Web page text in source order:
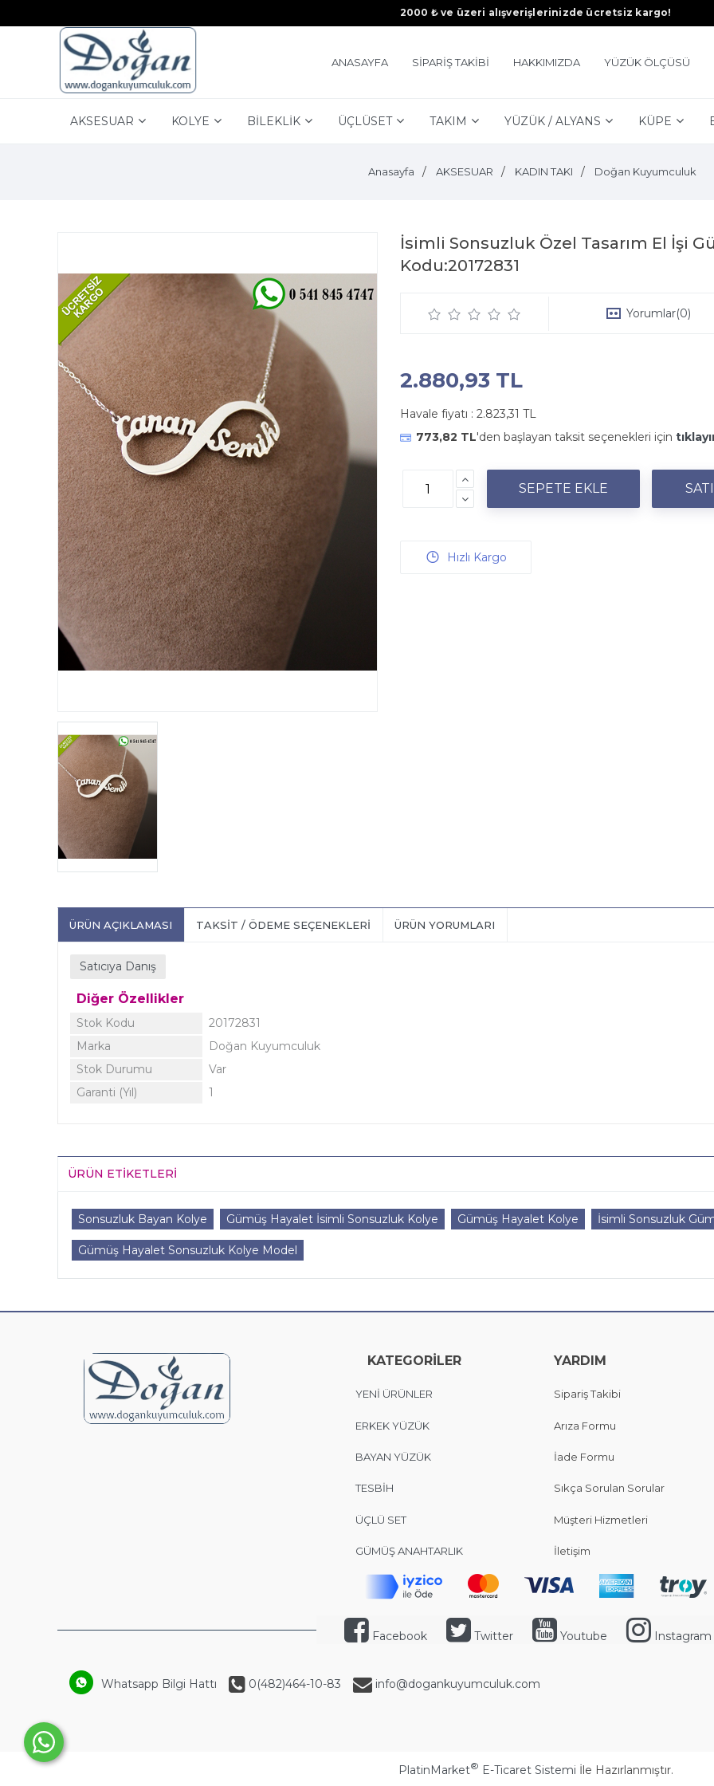
2000 ₺ ve üzeri alışverişlerinizde ücretsiz kargo!
ANASAYFA SİPARİŞ TAKİBİ HAKKIMIZDA YÜZÜK ÖLÇÜSÜ
AKSESUAR KOLYE BİLEKLİK ÜÇLÜSET TAKIM YÜZÜK / ALYANS KÜPE
Anasayfa AKSESUAR KADIN TAKI Doğan Kuyumculuk
İsimli Sonsuzluk Özel Tasarım El İşi
Kodu:20172831
Yorumlar(0)
2.880,93 TL
Havale fiyatı : 2.823,31 TL
773,82 TL'den başlayan taksit seçenekleri için
ÜRÜN AÇIKLAMASI TAKSIT / ÖDEME SEÇENEKLERI ÜRÜN YORUMLARI
Satıcıya Danış
Diğer Özellikler
Stok Kodu
20172831
Marka
Doğan Kuyumculuk
Stok Durumu
Var
Garanti (Yıl)
1
ÜRÜN ETIKETLERI
Sonsuzluk Bayan Kolye Gümüş Hayalet İsimli Sonsuzluk Kolye Gümüş Hayalet Kolye İsimli Sonsuzluk
Gümüş Hayalet Sonsuzluk Kolye Model
KATEGORİLER
YENİ ÜRÜNLER
ERKEK YÜZÜK
BAYAN YÜZÜK
TESBİH
ÜÇLÜ SET
GÜMÜŞ ANAHTARLIK
YARDIM
Sipariş Takibi
Arıza Formu
İade Formu
Sıkça Sorulan Sorular
Müşteri Hizmetleri
İletişim
Facebook Twitter Youtube Instagram
Whatsapp Bilgi Hattı 0(482)464-10-83 info@dogankuyumculuk.com
PlatinMarket® E-Ticaret Sistemi İle Hazırlanmıştır.